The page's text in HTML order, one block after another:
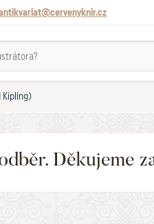
Kipling)
Děkujeme